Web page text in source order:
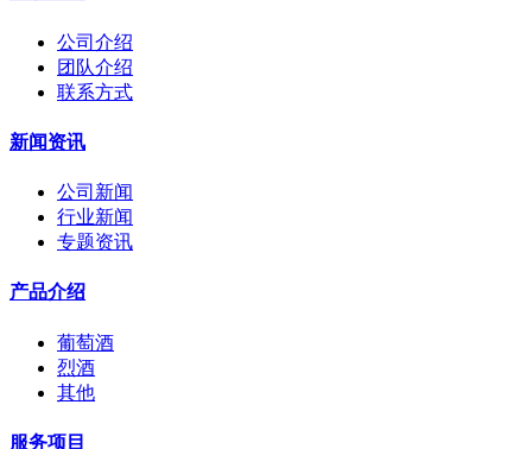
公司介绍
团队介绍
联系方式
新闻资讯
公司新闻
行业新闻
专题资讯
产品介绍
葡萄酒
烈酒
其他
服务项目